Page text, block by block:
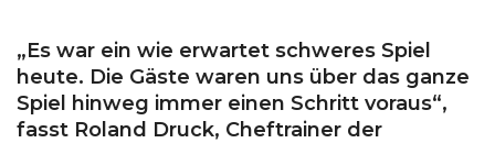
„Es war ein wie erwartet schweres Spiel
heute. Die Gäste waren uns über das ganze
Spiel hinweg immer einen Schritt voraus“,
fasst Roland Druck, Cheftrainer der